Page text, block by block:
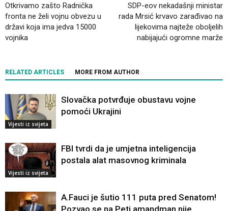
Otkrivamo zašto Radnička
fronta ne želi vojnu obvezu u
državi koja ima jedva 15000
vojnika
SDP-eov nekadašnji ministar
rada Mrsić krvavo zarađivao na
lijekovima najteže oboljelih
nabijajući ogromne marže
RELATED ARTICLES MORE FROM AUTHOR
Vijesti iz svijeta
Slovačka potvrđuje obustavu vojne
pomoći Ukrajini
Vijesti iz svijeta
FBI tvrdi da je umjetna inteligencija
postala alat masovnog kriminala
A.Fauci je šutio 111 puta pred Senatom!
Pozvao se na Peti amandman nije